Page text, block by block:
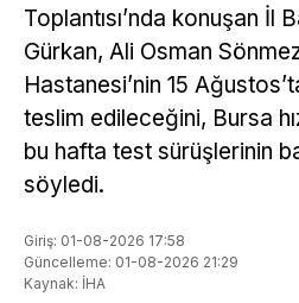
Toplantısı’nda konuşan İl
Gürkan, Ali Osman
Hastanesi’nin 15
teslim edileceğini, Bursa
bu hafta test sürüşlerinin
söyledi.
Giriş: 01-08-2026 17:58
Güncelleme: 01-08-2026 21:29
Kaynak: İHA